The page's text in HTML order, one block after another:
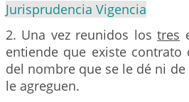
Jurisprudencia Vigencia
2. Una vez reunidos lostres
entiende que existe
del nombre que se le dé ni
le agreguen.